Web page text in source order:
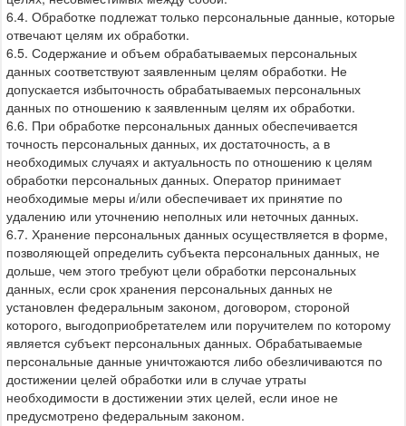
6.4. Обработке подлежат только персональные данные, которые
отвечают целям их обработки.
6.5. Содержание и объем обрабатываемых персональных
данных соответствуют заявленным целям обработки. Не
допускается избыточность обрабатываемых персональных
данных по отношению к заявленным целям их обработки.
6.6. При обработке персональных данных обеспечивается
точность персональных данных, их достаточность, а в
необходимых случаях и актуальность по отношению к целям
обработки персональных данных. Оператор принимает
необходимые меры и/или обеспечивает их принятие по
удалению или уточнению неполных или неточных данных.
6.7. Хранение персональных данных осуществляется в форме,
позволяющей определить субъекта персональных данных, не
дольше, чем этого требуют цели обработки персональных
данных, если срок хранения персональных данных не
установлен федеральным законом, договором, стороной
которого, выгодоприобретателем или поручителем по которому
является субъект персональных данных. Обрабатываемые
персональные данные уничтожаются либо обезличиваются по
достижении целей обработки или в случае утраты
необходимости в достижении этих целей, если иное не
предусмотрено федеральным законом.